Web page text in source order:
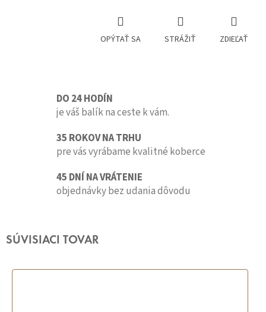
OPÝTAŤ SA STRÁŽIŤ ZDIEĽAŤ
DO 24 HODÍN
je váš balík na ceste k vám.
35 ROKOV NA TRHU
pre vás vyrábame kvalitné koberce
45 DNÍ NA VRÁTENIE
objednávky bez udania dôvodu
SÚVISIACI TOVAR